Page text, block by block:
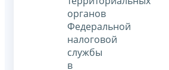
органов
Федеральной
налоговой
службы
в